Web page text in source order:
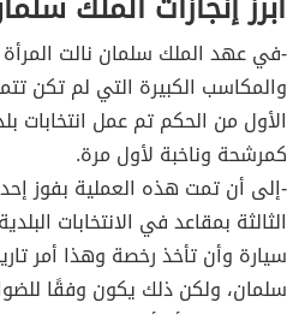
-في عهد الملك سلمان نالت المرأة
والمكاسب الكبيرة التي لم تكن
الأول من الحكم تم عمل انتخابات
كمرشحة وناخبة لأول مرة.
-إلى أن تمت هذه العملية بفوز
الثالثة بمقاعد في الانتخابات
سيارة وأن تأخذ رخصة وهذا أمر
سلمان، ولكن ذلك يكون وفقًا